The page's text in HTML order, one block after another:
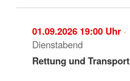
01.09.2026 19:00 Uhr ·
Dienstabend
Rettung und Transport